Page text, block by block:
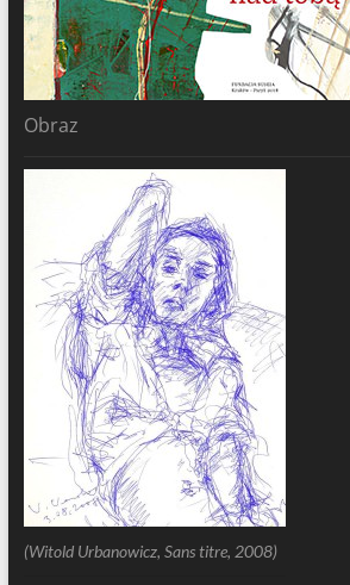
Obraz
(Witold Urbanowicz, Sans titre, 2008)